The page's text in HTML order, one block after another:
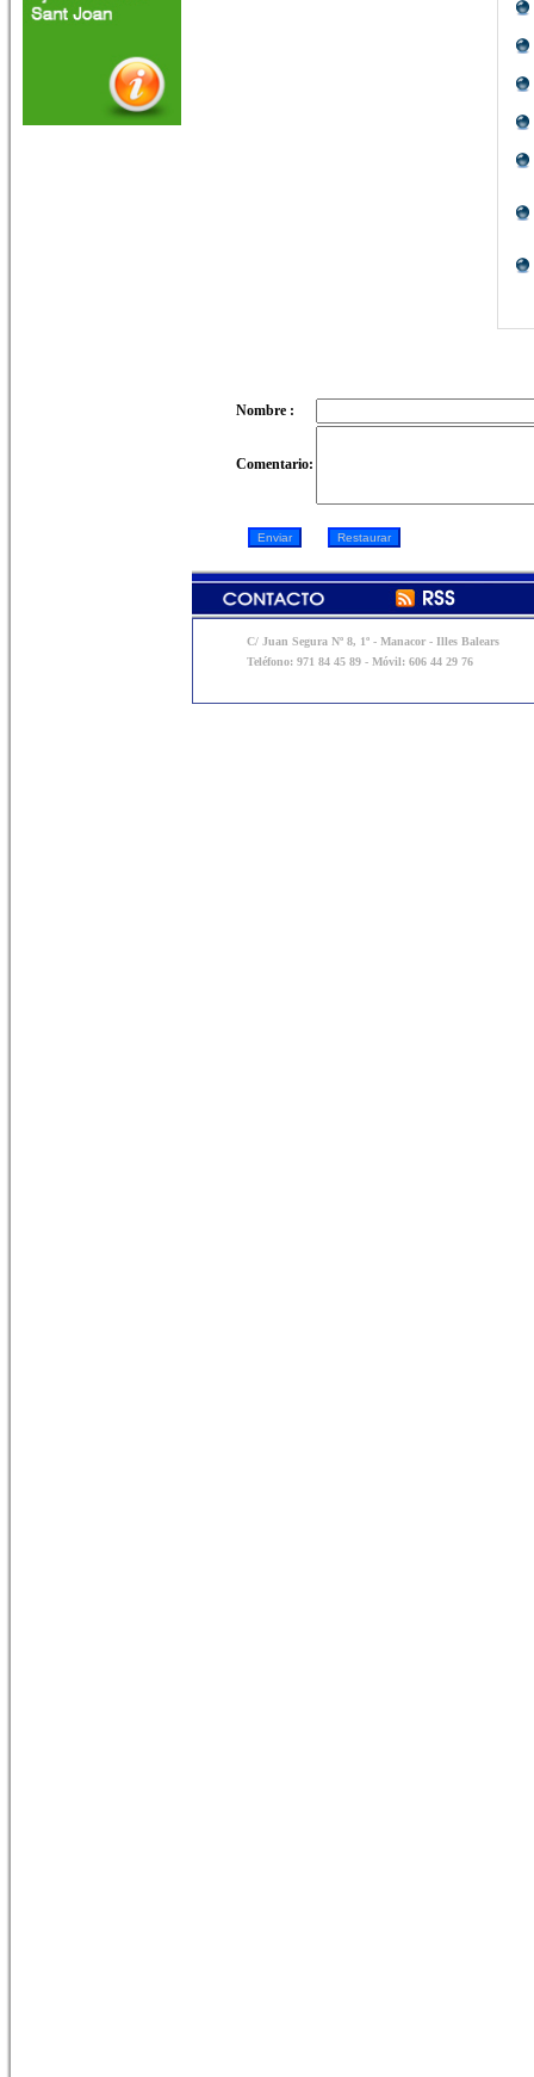
Nombre :
Comentario:
C/ Juan Segura Nº 8, 1º - Manacor - Illes Balears
Teléfono: 971 84 45 89 - Móvil: 606 44 29 76